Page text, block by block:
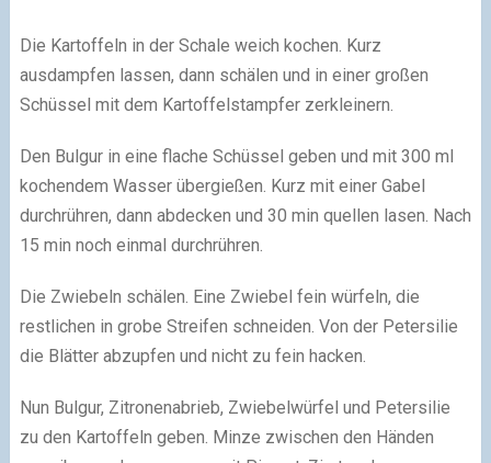
Die Kartoffeln in der Schale weich kochen. Kurz
ausdampfen lassen, dann schälen und in einer großen
Schüssel mit dem Kartoffelstampfer zerkleinern.
Den Bulgur in eine flache Schüssel geben und mit 300 ml
kochendem Wasser übergießen. Kurz mit einer Gabel
durchrühren, dann abdecken und 30 min quellen lasen. Nach
15 min noch einmal durchrühren.
Die Zwiebeln schälen. Eine Zwiebel fein würfeln, die
restlichen in grobe Streifen schneiden. Von der Petersilie
die Blätter abzupfen und nicht zu fein hacken.
Nun Bulgur, Zitronenabrieb, Zwiebelwürfel und Petersilie
zu den Kartoffeln geben. Minze zwischen den Händen